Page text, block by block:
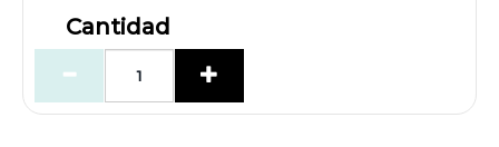
Cantidad